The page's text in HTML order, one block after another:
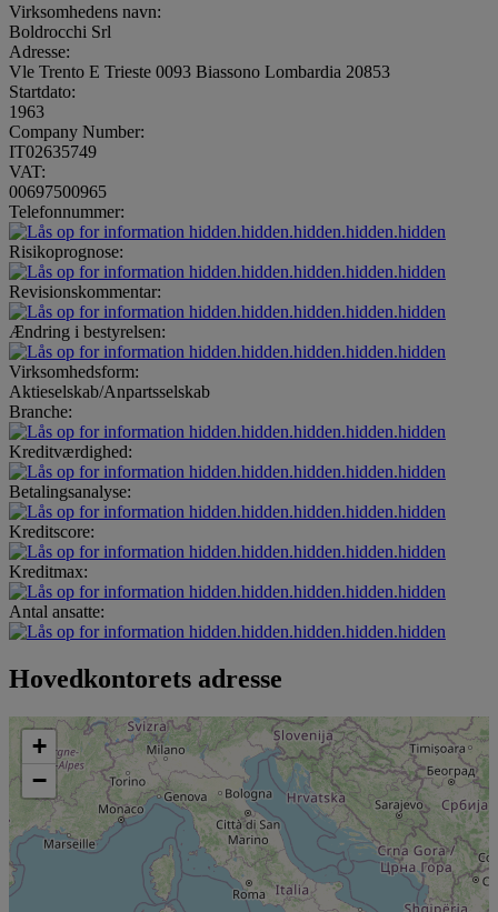
Virksomhedens navn:
Boldrocchi Srl
Adresse:
Vle Trento E Trieste 0093 Biassono Lombardia 20853
Startdato:
1963
Company Number:
IT02635749
VAT:
00697500965
Telefonnummer:
hidden.hidden.hidden.hidden.hidden
Risikoprognose:
hidden.hidden.hidden.hidden.hidden
Revisionskommentar:
hidden.hidden.hidden.hidden.hidden
Ændring i bestyrelsen:
hidden.hidden.hidden.hidden.hidden
Virksomhedsform:
Aktieselskab/Anpartsselskab
Branche:
hidden.hidden.hidden.hidden.hidden
Kreditværdighed:
hidden.hidden.hidden.hidden.hidden
Betalingsanalyse:
hidden.hidden.hidden.hidden.hidden
Kreditscore:
hidden.hidden.hidden.hidden.hidden
Kreditmax:
hidden.hidden.hidden.hidden.hidden
Antal ansatte:
hidden.hidden.hidden.hidden.hidden
Hovedkontorets adresse
+
−